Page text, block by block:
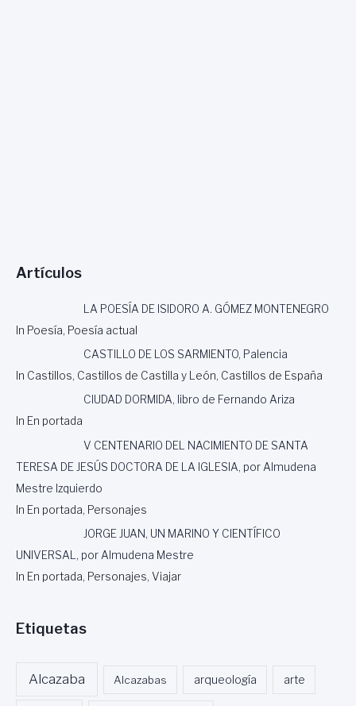
Artículos
LA POESÍA DE ISIDORO A. GÓMEZ MONTENEGRO
In Poesía, Poesía actual
CASTILLO DE LOS SARMIENTO, Palencia
In Castillos, Castillos de Castilla y León, Castillos de España
CIUDAD DORMIDA, libro de Fernando Ariza
In En portada
V CENTENARIO DEL NACIMIENTO DE SANTA
TERESA DE JESÚS DOCTORA DE LA IGLESIA, por Almudena
Mestre Izquierdo
In En portada, Personajes
JORGE JUAN, UN MARINO Y CIENTÍFICO
UNIVERSAL, por Almudena Mestre
In En portada, Personajes, Viajar
Etiquetas
Alcazaba Alcazabas arqueología arte